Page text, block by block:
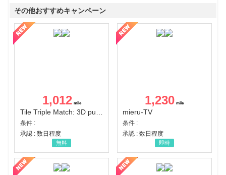
その他おすすめキャンペーン
1,012
Tile Triple Match: 3D puzzle
条件 :
承認 : 数日程度
無料
1,230
mieru-TV
条件 :
承認 : 数日程度
即時